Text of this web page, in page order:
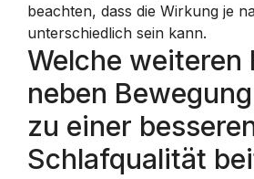
beachten, dass die Wirkung je
unterschiedlich sein kann.
Welche weiteren
neben
zu einer
Schlafqualität